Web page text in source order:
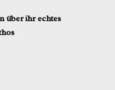
über ihr echtes